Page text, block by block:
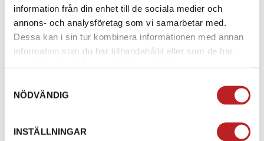
information från din enhet till de sociala medier och
annons- och analysföretag som vi samarbetar med.
Dessa kan i sin tur kombinera informationen med annan
information som du har tillhandahållit eller som de har
NÖDVÄNDIG
INSTÄLLNINGAR
Lägg i varukorg Lägg i varukorg